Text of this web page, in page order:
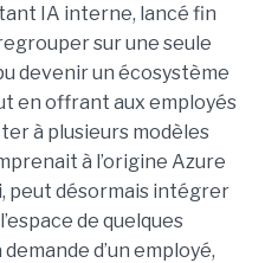
IA interne, lancé fin
sur une seule
devenir un écosystème
en offrant aux employés
à plusieurs modèles
à l’origine Azure
peut désormais intégrer
de quelques
d’un employé,